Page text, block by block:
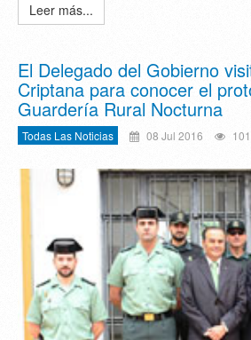
Leer más...
El Delegado del Gobierno
Criptana para conocer el
Guardería Rural Nocturna
Todas Las Noticias 08 Jul 2016